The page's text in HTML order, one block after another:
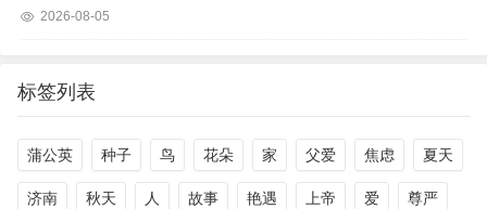
2026-08-05
标签列表
蒲公英 种子 鸟 花朵 家 父爱 焦虑 夏天
济南 秋天 人 故事 艳遇 上帝 爱 尊严